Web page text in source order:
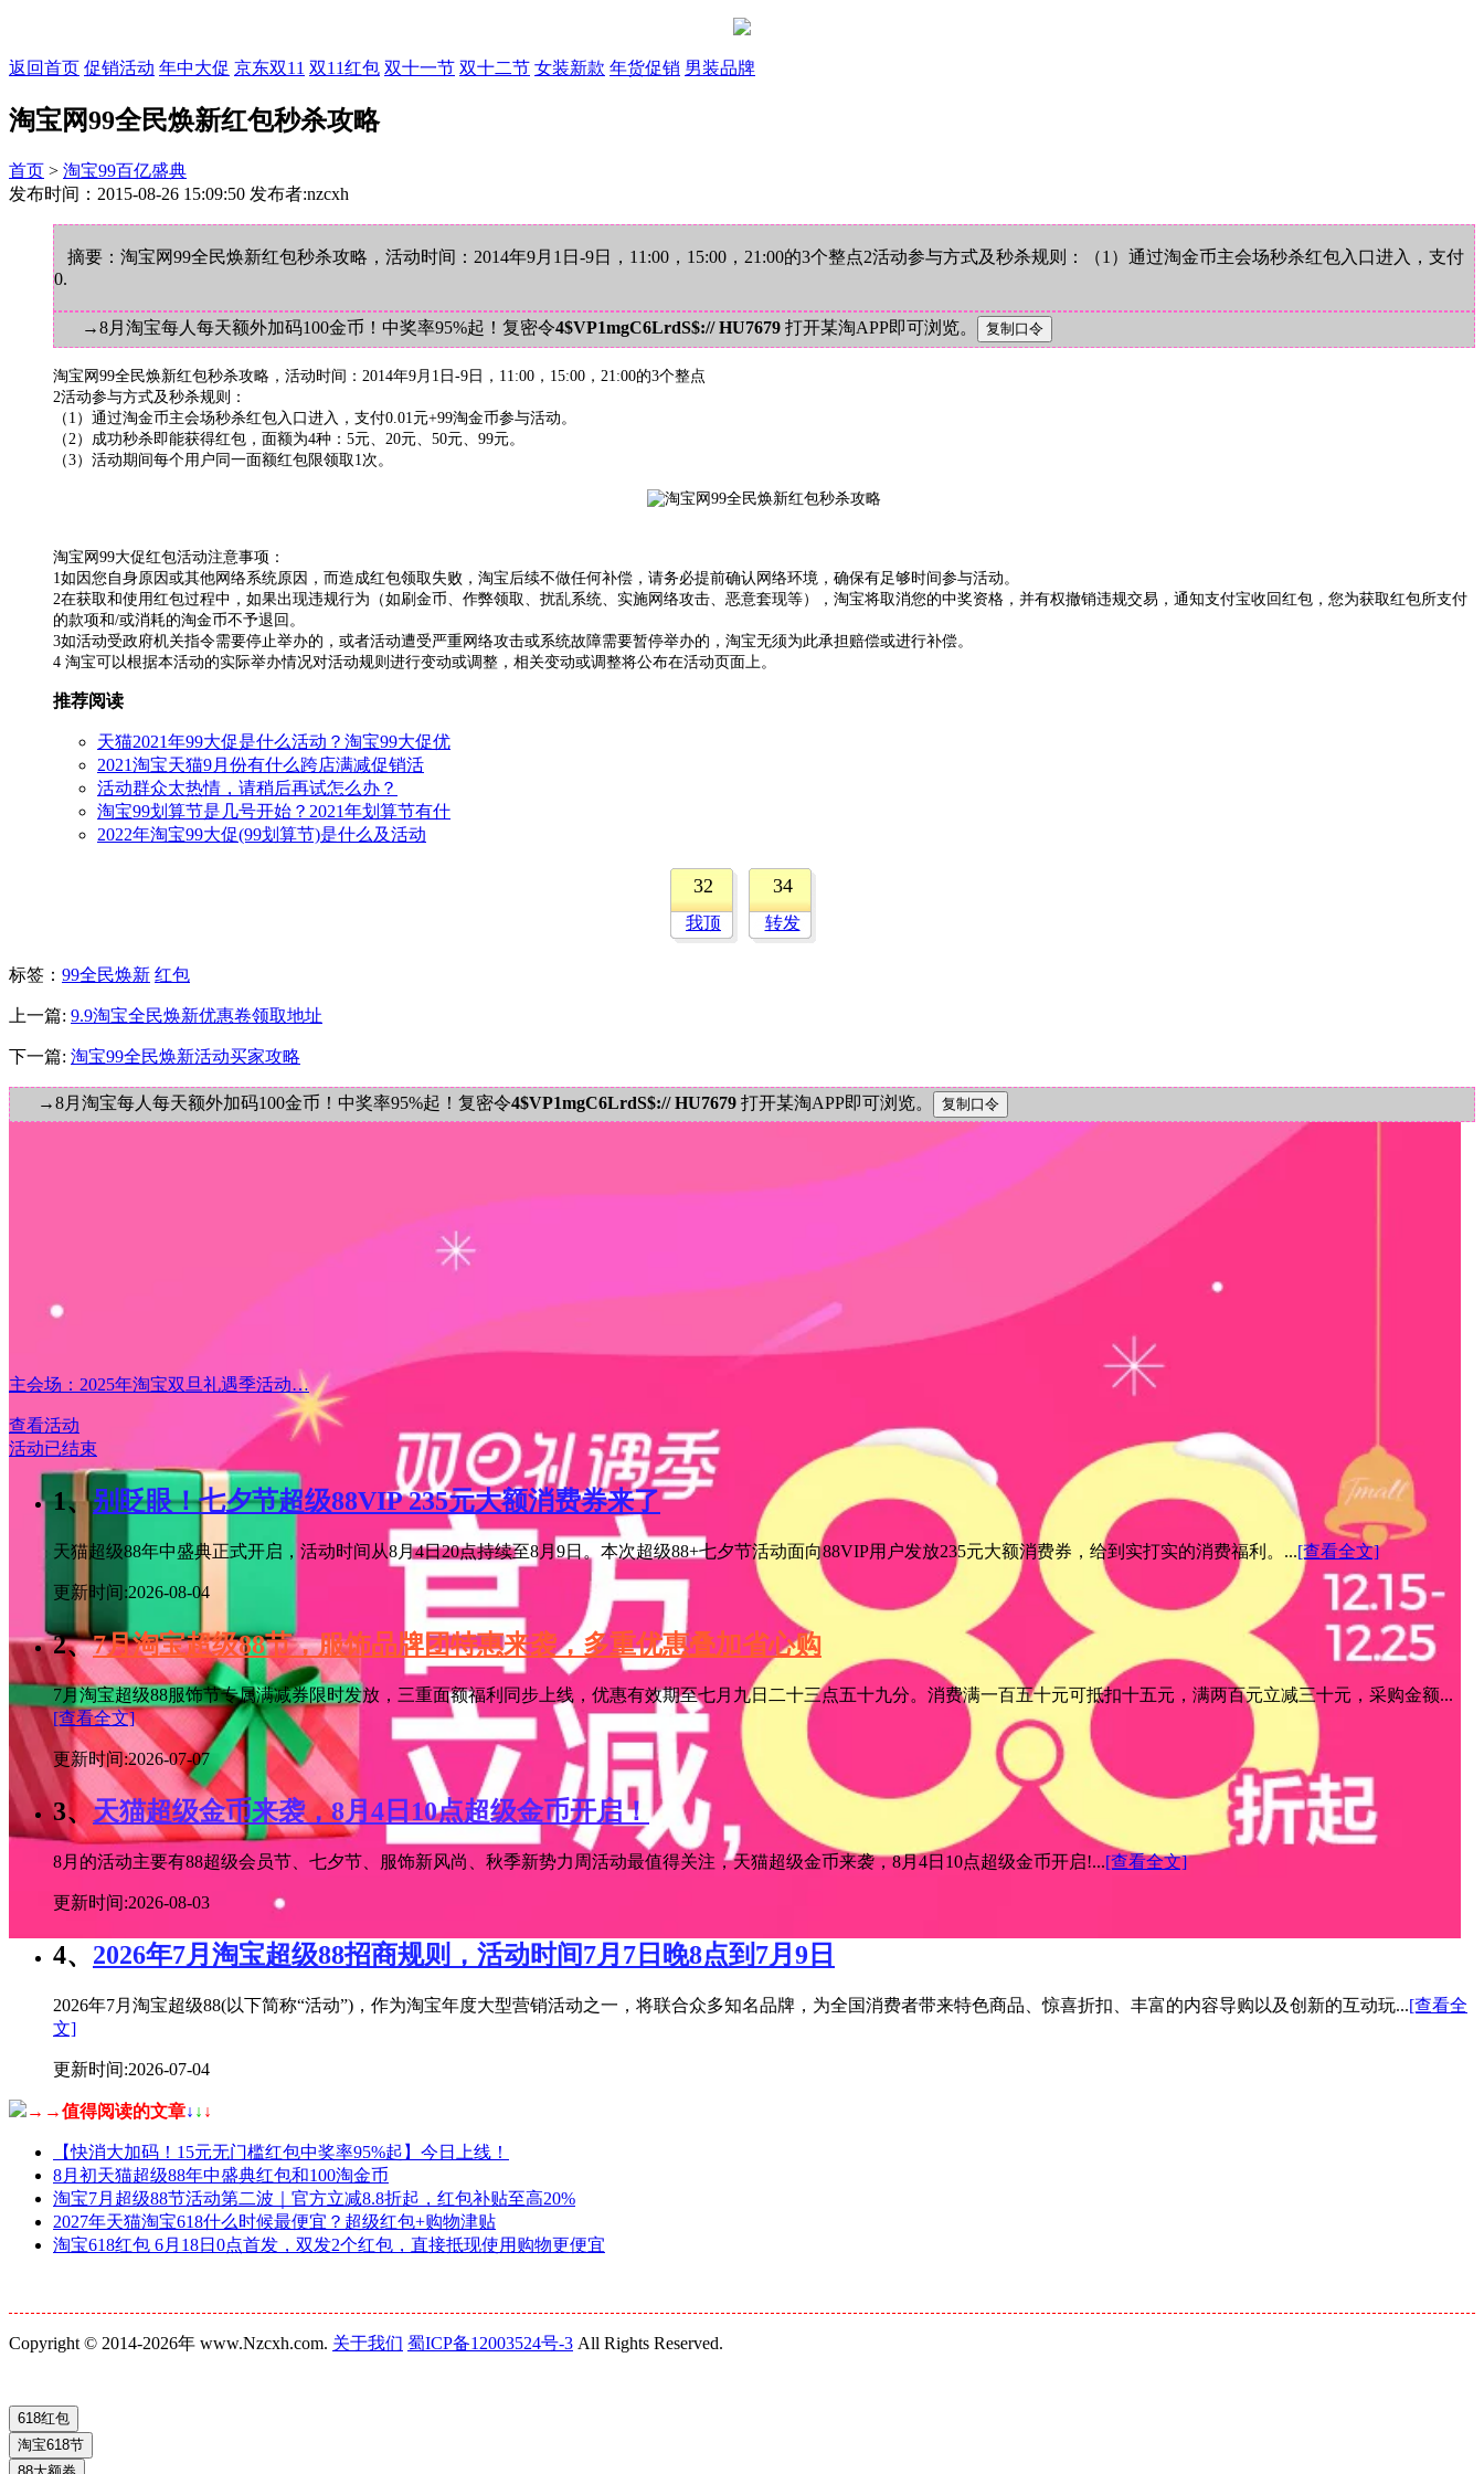
返回首页 促销活动 年中大促 京东双11 双11红包 双十一节 双十二节 女装新款 年货促销 男装品牌
淘宝网99全民焕新红包秒杀攻略
首页 > 淘宝99百亿盛典
发布时间：2015-08-26 15:09:50 发布者:nzcxh
摘要：淘宝网99全民焕新红包秒杀攻略，活动时间：2014年9月1日-9日，11:00，15:00，21:00的3个整点2活动参与方式及秒杀规则：（1）通过淘金币主会场秒杀红包入口进入，支付
0.
→8月淘宝每人每天额外加码100金币！中奖率95%起！复密令4$VP1mgC6LrdS$:// HU7679 打开某淘APP即可浏览。
淘宝网99全民焕新红包秒杀攻略，活动时间：2014年9月1日-9日，11:00，15:00，21:00的3个整点
2活动参与方式及秒杀规则：
（1）通过淘金币主会场秒杀红包入口进入，支付0.01元+99淘金币参与活动。
（2）成功秒杀即能获得红包，面额为4种：5元、20元、50元、99元。
（3）活动期间每个用户同一面额红包限领取1次。
淘宝网99大促红包活动注意事项：
1如因您自身原因或其他网络系统原因，而造成红包领取失败，淘宝后续不做任何补偿，请务必提前确认网络环境，确保有足够时间参与活动。
2在获取和使用红包过程中，如果出现违规行为（如刷金币、作弊领取、扰乱系统、实施网络攻击、恶意套现等），淘宝将取消您的中奖资格，并有权撤销违规交易，通知支付宝收回红包，您为获取红包所支付
的款项和/或消耗的淘金币不予退回。
3如活动受政府机关指令需要停止举办的，或者活动遭受严重网络攻击或系统故障需要暂停举办的，淘宝无须为此承担赔偿或进行补偿。
4 淘宝可以根据本活动的实际举办情况对活动规则进行变动或调整，相关变动或调整将公布在活动页面上。
推荐阅读
天猫2021年99大促是什么活动？淘宝99大促优
2021淘宝天猫9月份有什么跨店满减促销活
活动群众太热情，请稍后再试怎么办？
淘宝99划算节是几号开始？2021年划算节有什
2022年淘宝99大促(99划算节)是什么及活动
32
我顶
34
转发
标签 ： 99全民焕新 红包
上一篇: 9.9淘宝全民焕新优惠卷领取地址
下一篇: 淘宝99全民焕新活动买家攻略
→8月淘宝每人每天额外加码100金币！中奖率95%起！复密令4$VP1mgC6LrdS$:// HU7679 打开某淘APP即可浏览。
主会场：2025年淘宝双旦礼遇季活动…
查看活动
活动已结束
1、别眨眼！七夕节超级88VIP 235元大额消费券来了
天猫超级88年中盛典正式开启，活动时间从8月4日20点持续至8月9日。本次超级88+七夕节活动面向88VIP用户发放235元大额消费券，给到实打实的消费福利。...[查看全文]
更新时间:2026-08-04
2、7月淘宝超级88节，服饰品牌团特惠来袭，多重优惠叠加省心购
7月淘宝超级88服饰节专属满减券限时发放，三重面额福利同步上线，优惠有效期至七月九日二十三点五十九分。消费满一百五十元可抵扣十五元，满两百元立减三十元，采购金额...
[查看全文]
更新时间:2026-07-07
3、天猫超级金币来袭，8月4日10点超级金币开启！
8月的活动主要有88超级会员节、七夕节、服饰新风尚、秋季新势力周活动最值得关注，天猫超级金币来袭，8月4日10点超级金币开启!...[查看全文]
更新时间:2026-08-03
4、 2026年7月淘宝超级88招商规则，活动时间7月7日晚8点到7月9日
2026年7月淘宝超级88(以下简称“活动”)，作为淘宝年度大型营销活动之一，将联合众多知名品牌，为全国消费者带来特色商品、惊喜折扣、丰富的内容导购以及创新的互动玩...[查看全
文]
更新时间:2026-07-04
→→值得阅读的文章↓ ↓ ↓
【快消大加码！15元无门槛红包中奖率95%起】今日上线！
8月初天猫超级88年中盛典红包和100淘金币
淘宝7月超级88节活动第二波｜官方立减8.8折起，红包补贴至高20%
2027年天猫淘宝618什么时候最便宜？超级红包+购物津贴
淘宝618红包 6月18日0点首发，双发2个红包，直接抵现使用购物更便宜
Copyright © 2014-2026年 www.Nzcxh.com. 关于我们 蜀ICP备12003524号-3 All Rights Reserved.